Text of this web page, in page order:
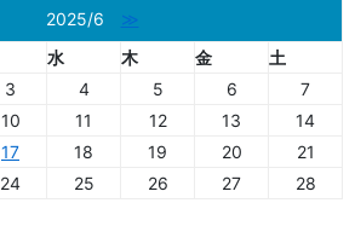
2025/6 ≫
水 木 金
土
3 4 5 6
7
10 11 12 13
14
17 18 19 20
21
24 25 26 27
28